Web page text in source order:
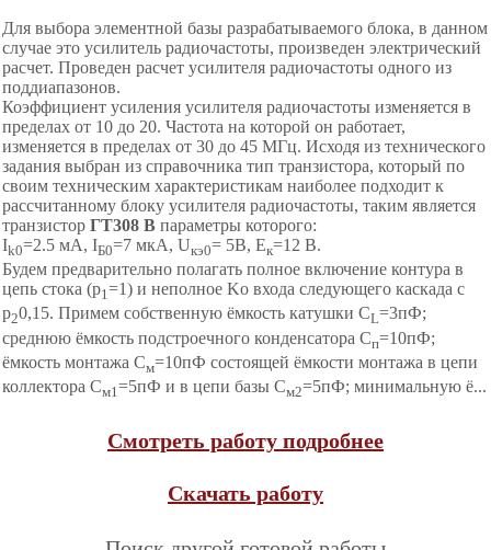
Для выбора элементной базы разрабатываемого блока, в данном
случае это усилитель радиочастоты, произведен электрический
расчет. Проведен расчет усилителя радиочастоты одного из
поддиапазонов.
Коэффициент усиления усилителя радиочастоты изменяется в
пределах от 10 до 20. Частота на которой он работает,
изменяется в пределах от 30 до 45 МГц. Исходя из технического
задания выбран из справочника тип транзистора, который по
своим техническим характеристикам наиболее подходит к
рассчитанному блоку усилителя радиочастоты, таким является
транзистор ГТ308 В параметры которого:
Ik0=2.5 мА, IБ0=7 мкА, Uкэ0= 5В, Ек=12 В.
Будем предварительно полагать полное включение контура в
цепь стока (р1=1) и неполное Kо входа следующего каскада с
р20,15. Примем собственную ёмкость катушки СL=3пФ;
среднюю ёмкость подстроечного конденсатора Сп=10пФ;
ёмкость монтажа См=10пФ состоящей ёмкости монтажа в цепи
коллектора См1=5пФ и в цепи базы См2=5пФ; минимальную ё...
Смотреть работу подробнее
Скачать работу